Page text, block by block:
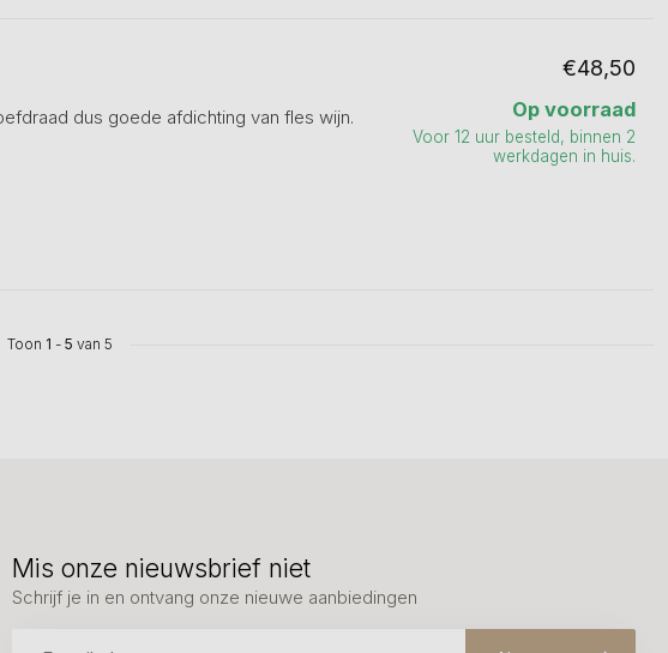
dus goede afdichting van fles wijn.
€48,50
Op voorraad
Voor 12 uur besteld, binnen 2
werkdagen in huis.
Toon 1 - 5 van 5
Mis onze nieuwsbrief niet
Schrijf je in en ontvang onze nieuwe aanbiedingen